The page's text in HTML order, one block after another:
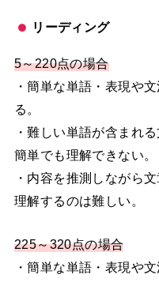
リーディング
5～220点の場合
・簡単な単語・表現や
る。
・難しい単語が含まれ
簡単でも理解できない。
・内容を推測しながら
理解するのは難しい。
225～320点の場合
・簡単な単語・表現や